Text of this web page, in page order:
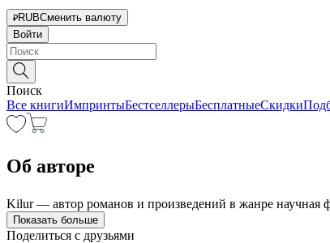
RUBСменить валюту
Войти
Поиск
Все книгиИмпринтыБестселлерыБесплатныеСкидки
Об авторе
Kilur — автор романов и произведений в жанре научная
Показать больше
Поделиться с друзьями